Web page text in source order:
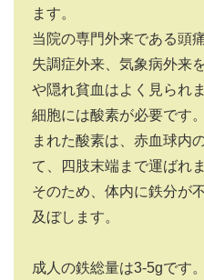
ます。
当院の専門外来である頭
失調症外来、気象病外来
や隠れ貧血はよく見られま
細胞には酸素が必要です
まれた酸素は、赤血球内
て、四肢末端まで運ばれま
そのため、体内に鉄分が
及ぼします。
成人の鉄総量は3-5gです